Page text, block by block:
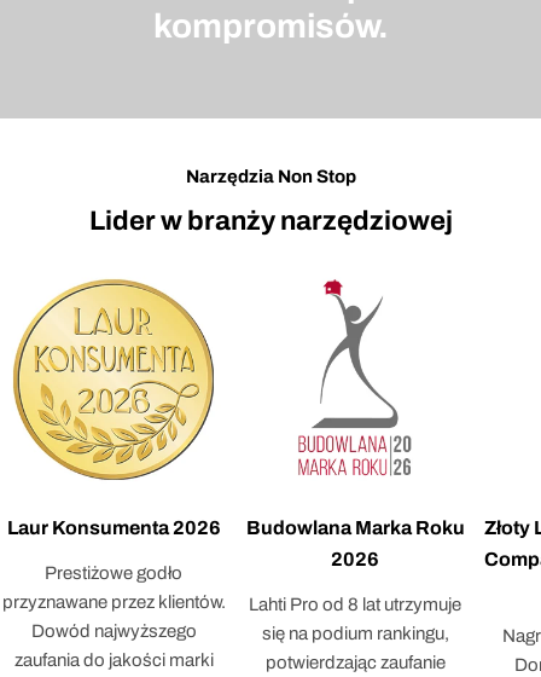
kompromisów.
Narzędzia Non Stop
Lider w branży narzędziowej
Laur Konsumenta 2026
Prestiżowe godło
przyznawane przez klientów.
Dowód najwyższego
zaufania do jakości marki
Budowlana Marka Roku
2026
Lahti Pro od 8 lat utrzymuje
się na podium rankingu,
potwierdzając zaufanie
Złoty